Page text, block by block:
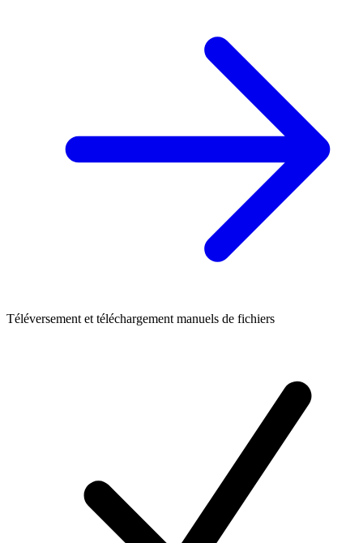
Téléversement et téléchargement manuels de fichiers